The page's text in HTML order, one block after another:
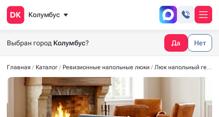
Колумбус
Выбран город Колумбус? Да Нет
Главная Каталог Ревизионные напольные люки Люк напольный герметичный СТАНДАРТ-М 1200x600